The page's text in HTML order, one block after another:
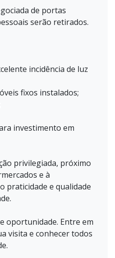
de portas
serão retirados.
incidência de luz
fixos instalados;
investimento em
privilegiada, próximo
e à
praticidade e qualidade
oportunidade. Entre em
visita e conhecer todos